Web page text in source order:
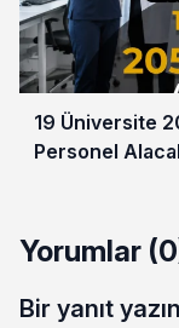
19 Üniversite
Personel
Yorumlar
Bir yanıt yazın